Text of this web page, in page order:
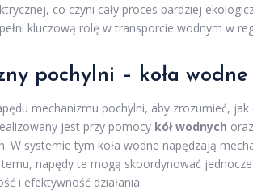
co czyni cały proces bardziej
kluczową rolę w transporcie wodnym w
pochylni – koła
mechanizmu pochylni, aby zrozumieć, jak
jest przy pomocy kół wodnych oraz
W systemie tym koła wodne napędzają
napędy te mogą skoordynować
i efektywność działania.